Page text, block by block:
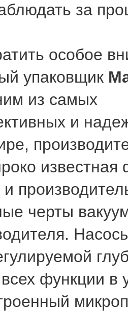
за
особое
упаковщик
из самых
и
черты
функции в